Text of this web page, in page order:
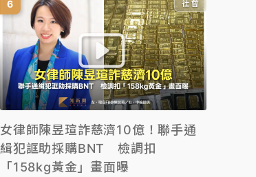
社會
女律師陳昱瑄詐慈濟10億！聯手通
緝犯誆助採購BNT 檢調扣
「158kg黃金」畫面曝